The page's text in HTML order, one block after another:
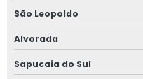
São Leopoldo
Alvorada
Sapucaia do Sul